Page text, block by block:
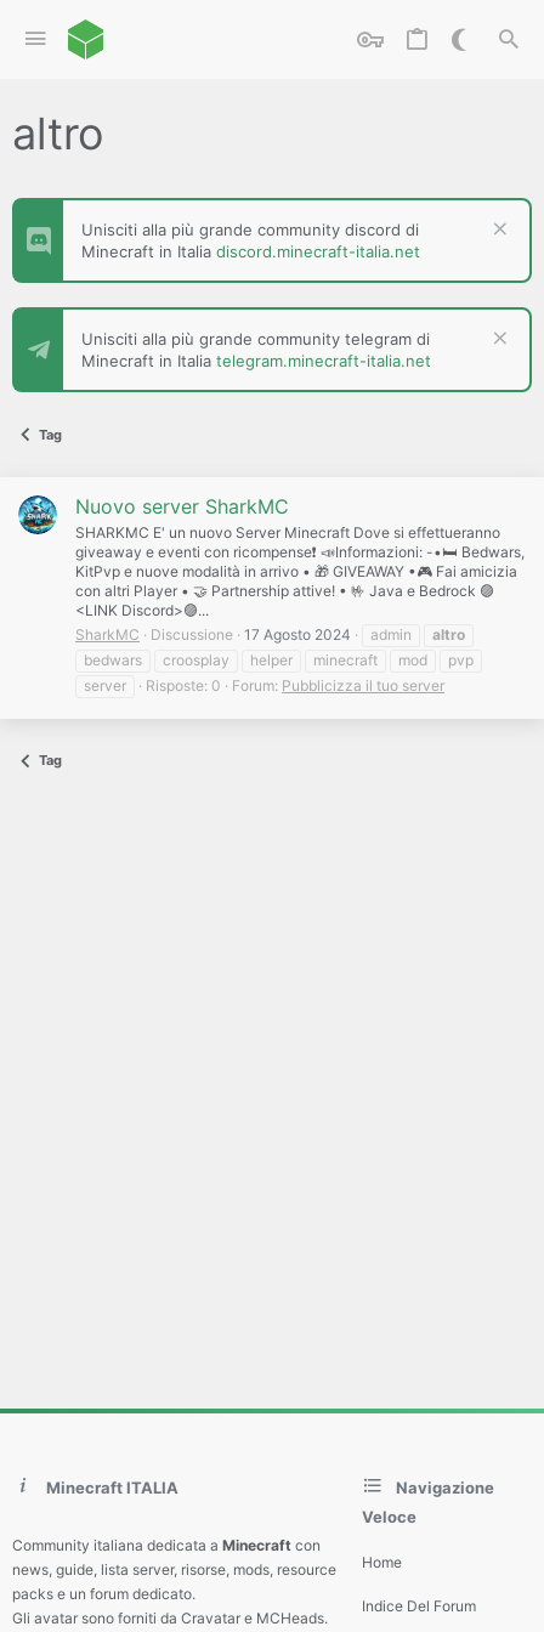
altro
Unisciti alla più grande community discord di
Minecraft in Italia discord.minecraft-italia.net
Unisciti alla più grande community telegram di
Minecraft in Italia telegram.minecraft-italia.net
Tag
Nuovo server SharkMC
SHARKMC E' un nuovo Server Minecraft Dove si effettueranno
giveaway e eventi con ricompense❗️ 📣Informazioni: -•🛏️ Bedwars,
KitPvp e nuove modalità in arrivo • 🎁 GIVEAWAY •🎮 Fai amicizia
con altri Player • 🤝 Partnership attive! • 🤟 Java e Bedrock 🟣
<LINK Discord>🟣...
SharkMC
Discussione 17 Agosto 2024 admin
altro
bedwars
croosplay helper minecraft mod
pvp
server
Risposte: 0 Forum: Pubblicizza il tuo server
Tag
Minecraft ITALIA
Community italiana dedicata a Minecraft con
news, guide, lista server, risorse, mods, resource
packs e un forum dedicato.
Gli avatar sono forniti da Cravatar e MCHeads.
Navigazione
Veloce
Home
Indice Del Forum